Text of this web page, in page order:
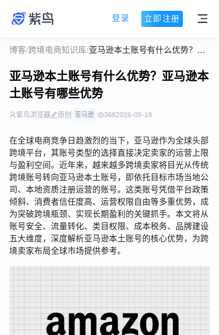
登录 立即注册
博客/跨境电商知识库/ 亚马逊本土账号有什么优势？亚马逊本土账号有哪些优势
亚马逊本土账号有什么优势？亚马逊本
土账号有哪些优势
紫鸟浏览器 原创 亚马逊 3682026-05-18
在全球电商竞争日趋激烈的当下，亚马逊作为全球头部
跨境平台，其账号类型的选择直接决定卖家的运营上限
与盈利空间。近年来，越来越多跨境卖家将目光从传统
跨境账号转向亚马逊本土账号，即依托目标市场当地公
司、本地资质注册运营的账号。这类账号凭借平台政策
倾斜、消费者信任度高、运营权限自由等多重优势，成
为突破跨境瓶颈、实现长期盈利的关键抓手。本文将从
账号安全、流量转化、类目权限、成本税务、品牌建设
五大维度，深度解析亚马逊本土账号的核心优势，为跨
境卖家布局全球市场提供参考。